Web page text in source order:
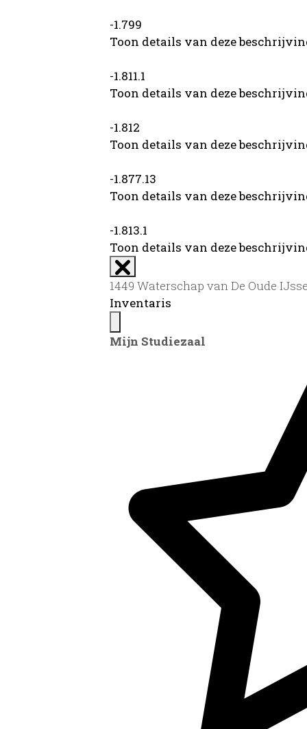
-1.799
Toon details van deze
-1.811.1
Toon details van deze
-1.812
Toon details van deze
-1.877.13
Toon details van deze
-1.813.1
Toon details van deze
1449 Waterschap van De Oude
Inventaris
Mijn Studiezaal